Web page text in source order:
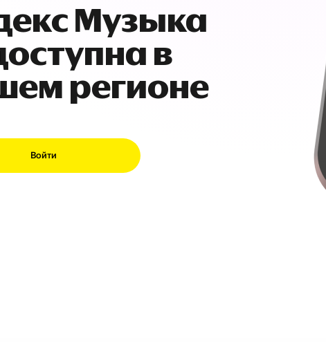
Музыка
в
регионе
Войти